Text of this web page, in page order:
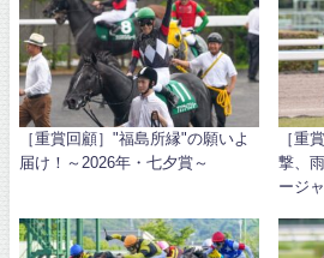
［重賞回顧］"福島所縁"の願いよ
届け！～2026年・七夕賞～
［重
撃、
ージ